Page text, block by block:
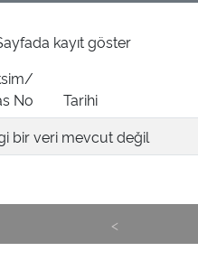
kayıt göster
No
Tarihi
bir veri mevcut değil
<